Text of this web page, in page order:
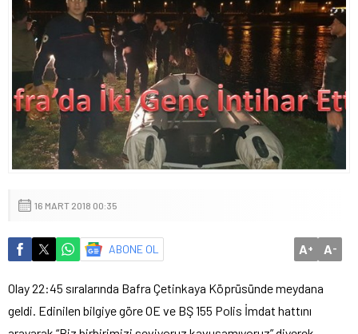
16 MART 2018 00:35
ABONE OL A+ A-
Olay 22:45 sıralarında Bafra Çetinkaya Köprüsünde meydana
geldi. Edinilen bilgiye göre OE ve BŞ 155 Polis İmdat hattını